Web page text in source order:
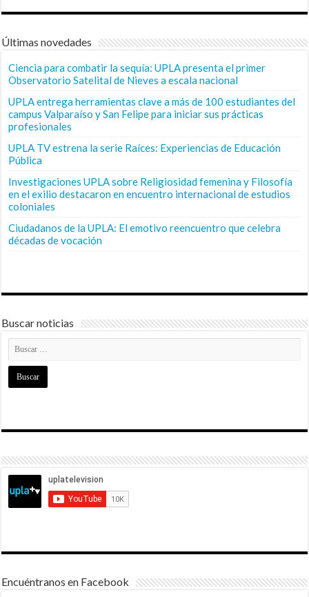
Últimas novedades
Ciencia para combatir la sequía: UPLA presenta el primer
Observatorio Satelital de Nieves a escala nacional
UPLA entrega herramientas clave a más de 100 estudiantes del
campus Valparaíso y San Felipe para iniciar sus prácticas
profesionales
UPLA TV estrena la serie Raíces: Experiencias de Educación
Pública
Investigaciones UPLA sobre Religiosidad femenina y Filosofía
en el exilio destacaron en encuentro internacional de estudios
coloniales
Ciudadanos de la UPLA: El emotivo reencuentro que celebra
décadas de vocación
Buscar noticias
Encuéntranos en Facebook